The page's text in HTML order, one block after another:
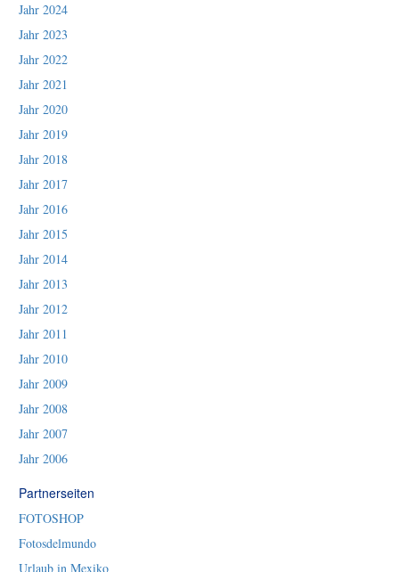
Jahr 2024
Jahr 2023
Jahr 2022
Jahr 2021
Jahr 2020
Jahr 2019
Jahr 2018
Jahr 2017
Jahr 2016
Jahr 2015
Jahr 2014
Jahr 2013
Jahr 2012
Jahr 2011
Jahr 2010
Jahr 2009
Jahr 2008
Jahr 2007
Jahr 2006
Partnerseiten
FOTOSHOP
Fotosdelmundo
Urlaub in Mexiko